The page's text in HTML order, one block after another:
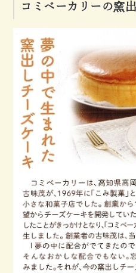
コミベーカリーの窯